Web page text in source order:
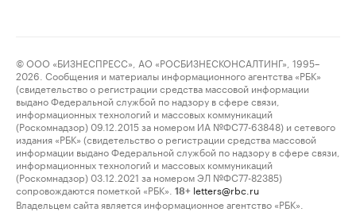
© ООО «БИЗНЕСПРЕСС», АО «РОСБИЗНЕСКОНСАЛТИНГ», 1995–
2026. Сообщения и материалы информационного агентства «РБК»
(свидетельство о регистрации средства массовой информации
выдано Федеральной службой по надзору в сфере связи,
информационных технологий и массовых коммуникаций
(Роскомнадзор) 09.12.2015 за номером ИА №ФС77-63848) и сетевого
издания «РБК» (свидетельство о регистрации средства массовой
информации выдано Федеральной службой по надзору в сфере связи,
информационных технологий и массовых коммуникаций
(Роскомнадзор) 03.12.2021 за номером ЭЛ №ФС77-82385)
сопровождаются пометкой «РБК».
18+ letters@rbc.ru
Владельцем сайта является информационное агентство «РБК».